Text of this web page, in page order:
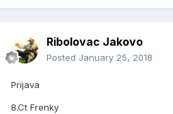
Ribolovac Jakovo
Posted January 25, 2018
Prijava
8.Ct Frenky